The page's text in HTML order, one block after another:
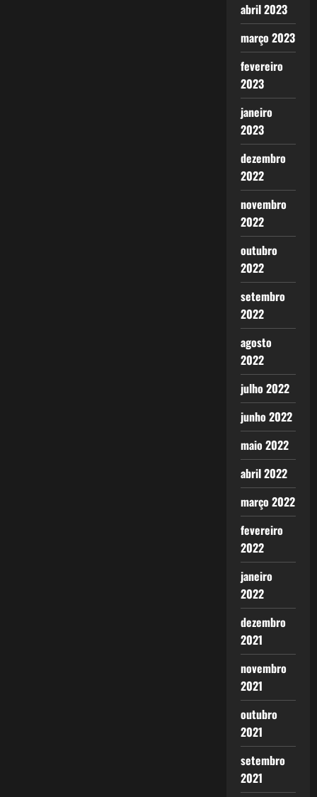
abril 2023
março 2023
fevereiro
2023
janeiro
2023
dezembro
2022
novembro
2022
outubro
2022
setembro
2022
agosto
2022
julho 2022
junho 2022
maio 2022
abril 2022
março 2022
fevereiro
2022
janeiro
2022
dezembro
2021
novembro
2021
outubro
2021
setembro
2021